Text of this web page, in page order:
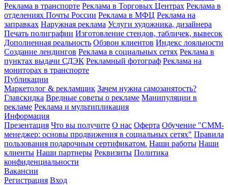
Реклама в транспорте Реклама в Торговых Центрах Реклама в
отделениях Почты России Реклама в МФЦ Реклама на
заправках Наружная реклама Услуги художника, дизайнера
Печать полиграфии Изготовление стендов, табличек, вывесок
Дополненная реальность Обзвон клиентов Индекс лояльности
Создание лендингов Реклама в социальных сетях Реклама в
пунктах выдачи СДЭК Рекламный фотограф Реклама на
мониторах в транспорте
Публикации
Маркетолог & рекламщик Зачем нужна самозанятость?
Главскидка Вредные советы о рекламе Манипуляции в
рекламе Реклама и мультипликация
Информация
Презентация Что вы получите О нас Оферта Обучение "СМM-
менеджер: основы продвижения в социальных сетях" Правила
пользования подарочным сертификатом. Наши работы Наши
клиенты Наши партнеры Реквизиты Политика
конфиденциальности
Вакансии
Регистрация Вход